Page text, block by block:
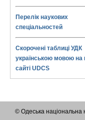
Перелік наукових
спеціальностей
Скорочені таблиці УДК
українською мовою на
сайті UDCS
© Одеська національна